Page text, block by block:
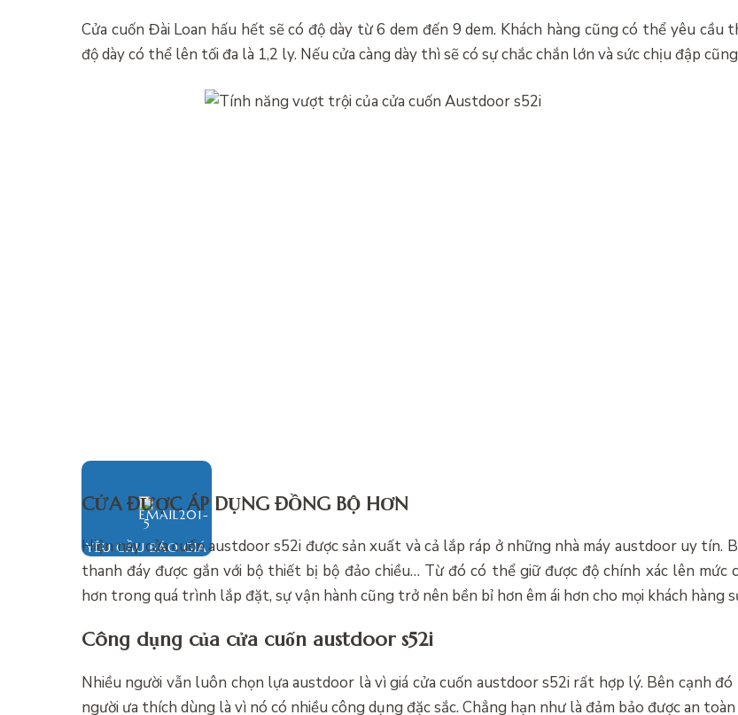
Cửa cuốn Đài Loan hấu hết sẽ có độ dày từ 6 dem đến 9 dem. Khách hàng cũng có thể yêu cầu
độ dày có thể lên tối đa là 1,2 ly. Nếu cửa càng dày thì sẽ có sự chắc chắn lớn và sức chịu đập
YÊU CẦU BÁO GIÁ
CỬA ĐƯỢC ÁP DỤNG ĐỒNG BỘ HƠN
Hiện nay cửa cuốn austdoor s52i được sản xuất và cả lắp ráp ở những nhà máy austdoor uy tín.
thanh đáy được gắn với bộ thiết bị bộ đảo chiều… Từ đó có thể giữ được độ chính xác lên mức
hơn trong quá trình lắp đặt, sự vận hành cũng trở nên bền bỉ hơn êm ái hơn cho mọi khách hàng
Công dụng của cửa cuốn austdoor s52i
Nhiều người vẫn luôn chọn lựa austdoor là vìgiá cửa cuốn austdoor s52i rất hợp lý. Bên cạnh
người ưa thích dùng là vì nó có nhiều công dụng đặc sắc. Chẳng hạn như là đảm bảo được an